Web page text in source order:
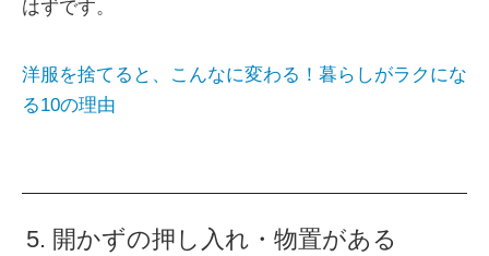
はずです。
洋服を捨てると、こんなに変わる！暮らしがラクにな
る10の理由
5. 開かずの押し入れ・物置がある